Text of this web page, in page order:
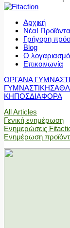
Αρχική
Νέα! Προϊόντα
Γρήγορη
Blog
Ο
Επικοινωνία
ΟΡΓΑΝΑ
ΓΥΜΝΑΣΤΙΚΗΣ
ΚΗΠΟΣΔΙΑΦΟΡΑ
All Articles
Γενική ενημέρωση
Ενημερώσεις
Ενημέρωση